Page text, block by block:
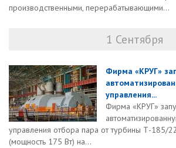
производственными, перерабатывающими...
1 Сентября
Фирма «КРУГ»
управления...
Фирма «КРУГ»
управления отбора пара от турбины Т-185/
(мощность 175 Вт) на...